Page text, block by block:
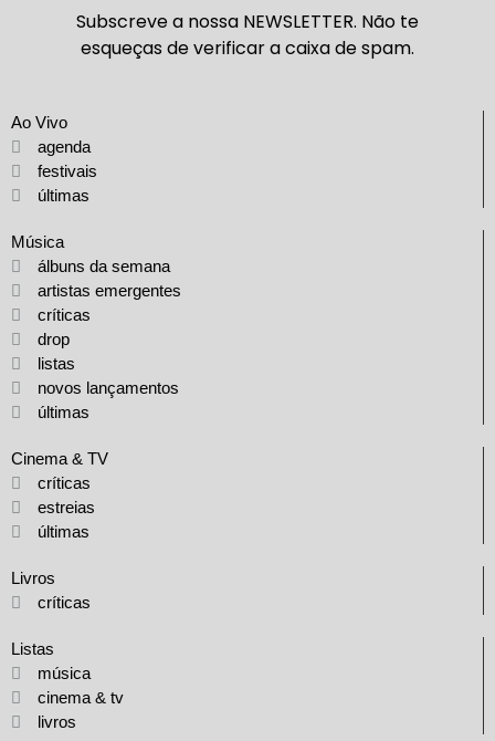
Subscreve a nossa NEWSLETTER. Não te
esqueças de verificar a caixa de spam.
Ao Vivo
agenda
festivais
últimas
Música
álbuns da semana
artistas emergentes
críticas
drop
listas
novos lançamentos
últimas
Cinema & TV
críticas
estreias
últimas
Livros
críticas
Listas
música
cinema & tv
livros